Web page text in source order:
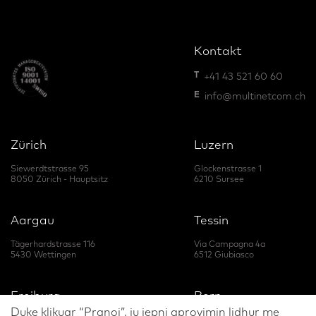
Kontakt
+41 43 521 60 60
E info@multinetcom.ch
Zürich
Siewerdtstrasse 95
8050 Zürich - Hauptsitz
Luzern
Glockenstrasse 1
6210 Sursee
Aargau
Tägerhardstrasse 116
5430 Wettingen
Tessin
Via Campagna 4a
6512 Giubiasco
Freiburg Bern
Duke klikuar “Pranoj”, ju jepni aprovimin lidhur me